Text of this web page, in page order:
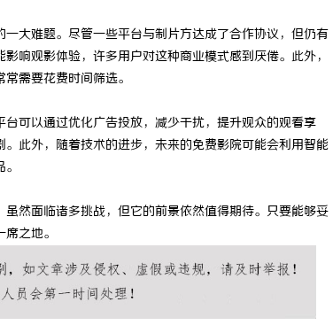
大难题。尽管一些平台与制片方达成了合作协议，但仍有
响观影体验，许多用户对这种商业模式感到厌倦。此外，
需要花费时间筛选。
可以通过优化广告投放，减少干扰，提升观众的观看享
此外，随着技术的进步，未来的免费影院可能会利用智能
然面临诸多挑战，但它的前景依然值得期待。只要能够妥
之地。